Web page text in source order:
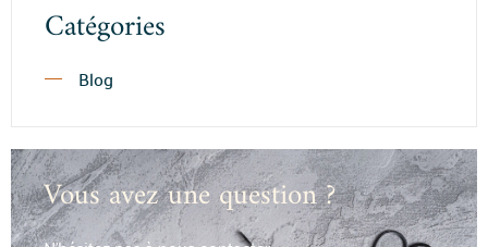
Catégories
Blog
Vous avez une question ?